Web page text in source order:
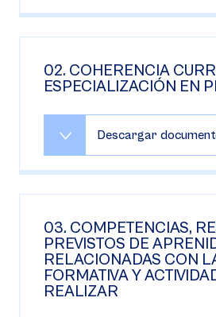
02. COHERENCIA
ESPECIALIZACIÓN EN
Descargar
03. COMPETENCIAS,
PREVISTOS DE
RELACIONADAS CON
FORMATIVA Y
REALIZAR